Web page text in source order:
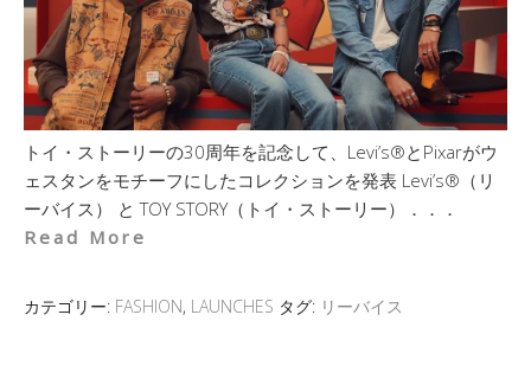
トイ・ストーリーの30周年を記念して、Levi’s®とPixarがウ
ェスタンをモチーフにしたコレクションを発表 Levi’s®（リ
ーバイス） と TOY STORY（トイ・ストーリー）．．．
Read More
カテゴリー: FASHION, LAUNCHES タグ: リーバイス